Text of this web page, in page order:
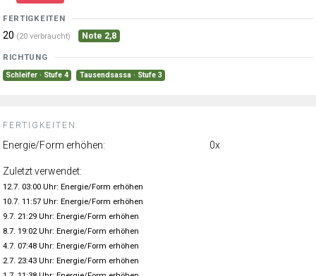
FERTIGKEITEN
20 (20 verbraucht) Note 2,8
RICHTUNG
Schleifer · Stufe 4 Tausendsassa · Stufe 3
FERTIGKEITEN:
Energie/Form erhöhen: 0x
Zuletzt verwendet:
12.7. 03:00 Uhr: Energie/Form erhöhen
10.7. 11:57 Uhr: Energie/Form erhöhen
9.7. 21:29 Uhr: Energie/Form erhöhen
8.7. 19:02 Uhr: Energie/Form erhöhen
4.7. 07:48 Uhr: Energie/Form erhöhen
2.7. 23:43 Uhr: Energie/Form erhöhen